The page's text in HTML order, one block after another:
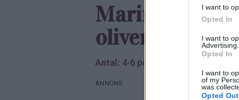
I want to
Opted In
I want to
Advertising.
Opted In
I want to
of my
was
Opted Out
Marinerad
oliver och
Antal: 4-6 portioner